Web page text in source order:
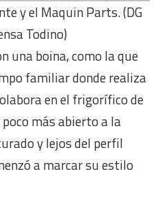
y el Maquin Parts. (DG
Todino)
una boina, como la que
familiar donde realiza
en el frigorífico de
más abierto a la
y lejos del perfil
a marcar su estilo